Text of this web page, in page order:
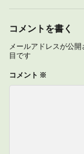
コメントを書く
メールアドレスが公開
目です
コメント ※